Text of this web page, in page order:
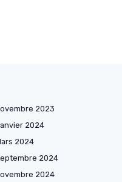
2023
2024
2024
2024
2024